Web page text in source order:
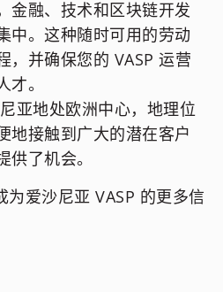
金融、技术和区块链开发
中。这种随时可用的劳动
，并确保您的 VASP 运营
。
亚地处欧洲中心，地理位
地接触到广大的潜在客户
了机会。
爱沙尼亚 VASP 的更多信